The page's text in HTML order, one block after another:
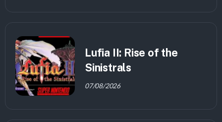
Lufia II: Rise of the
Sinistrals
07/08/2026